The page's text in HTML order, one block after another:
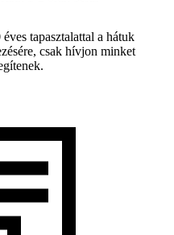
tapasztalattal a hátuk
csak hívjon minket